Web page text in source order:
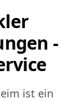
-
ist ein